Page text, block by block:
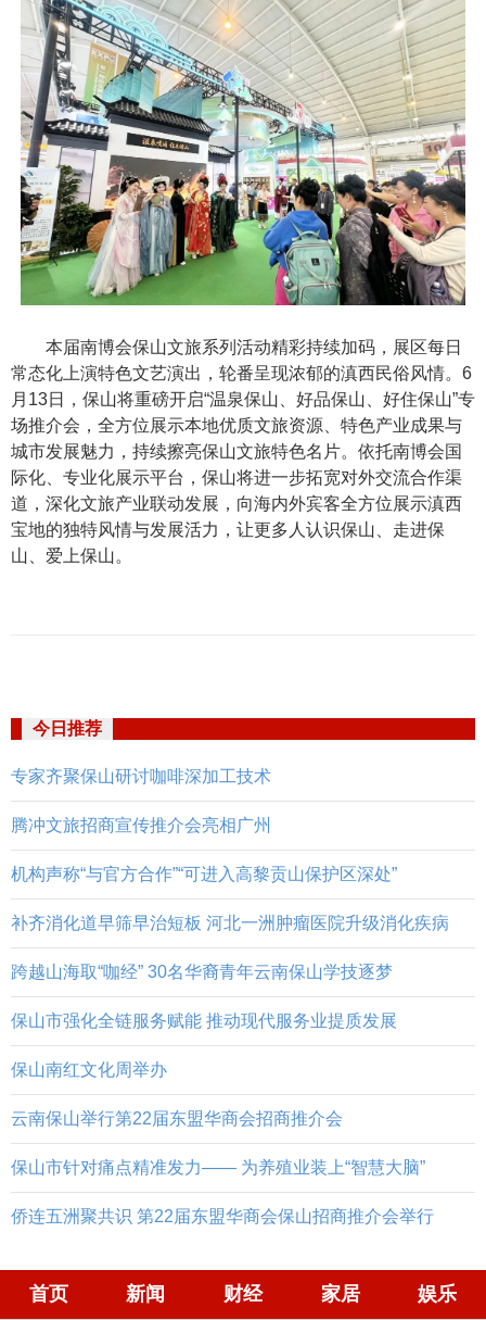
本届南博会保山文旅系列活动精彩持续加码，展区每日
常态化上演特色文艺演出，轮番呈现浓郁的滇西民俗风情。6
月13日，保山将重磅开启“温泉保山、好品保山、好住保山”专
场推介会，全方位展示本地优质文旅资源、特色产业成果与
城市发展魅力，持续擦亮保山文旅特色名片。依托南博会国
际化、专业化展示平台，保山将进一步拓宽对外交流合作渠
道，深化文旅产业联动发展，向海内外宾客全方位展示滇西
宝地的独特风情与发展活力，让更多人认识保山、走进保
山、爱上保山。
今日推荐
专家齐聚保山研讨咖啡深加工技术
腾冲文旅招商宣传推介会亮相广州
机构声称“与官方合作”“可进入高黎贡山保护区深处”
补齐消化道早筛早治短板 河北一洲肿瘤医院升级消化疾病
跨越山海取“咖经” 30名华裔青年云南保山学技逐梦
保山市强化全链服务赋能 推动现代服务业提质发展
保山南红文化周举办
云南保山举行第22届东盟华商会招商推介会
保山市针对痛点精准发力—— 为养殖业装上“智慧大脑”
侨连五洲聚共识 第22届东盟华商会保山招商推介会举行
首页 新闻 财经 家居 娱乐